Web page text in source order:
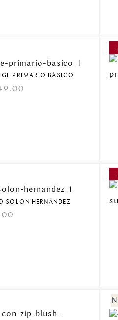
PRIMARIO BÁSICO
SOLON HERNÁNDEZ